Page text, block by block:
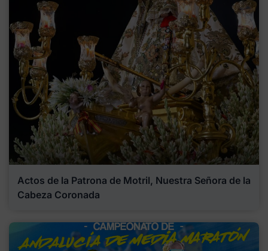
Actos de la Patrona de Motril, Nuestra Señora de la
Cabeza Coronada